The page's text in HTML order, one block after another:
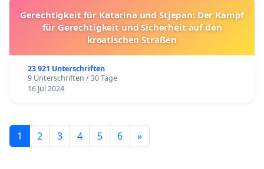
Gerechtigkeit für Katarina und Stjepan: Der Kampf
für Gerechtigkeit und Sicherheit auf den
kroatischen Straßen
23 921 Unterschriften
9 Unterschriften / 30 Tage
16 Jul 2024
1 2 3 4 5 6 »